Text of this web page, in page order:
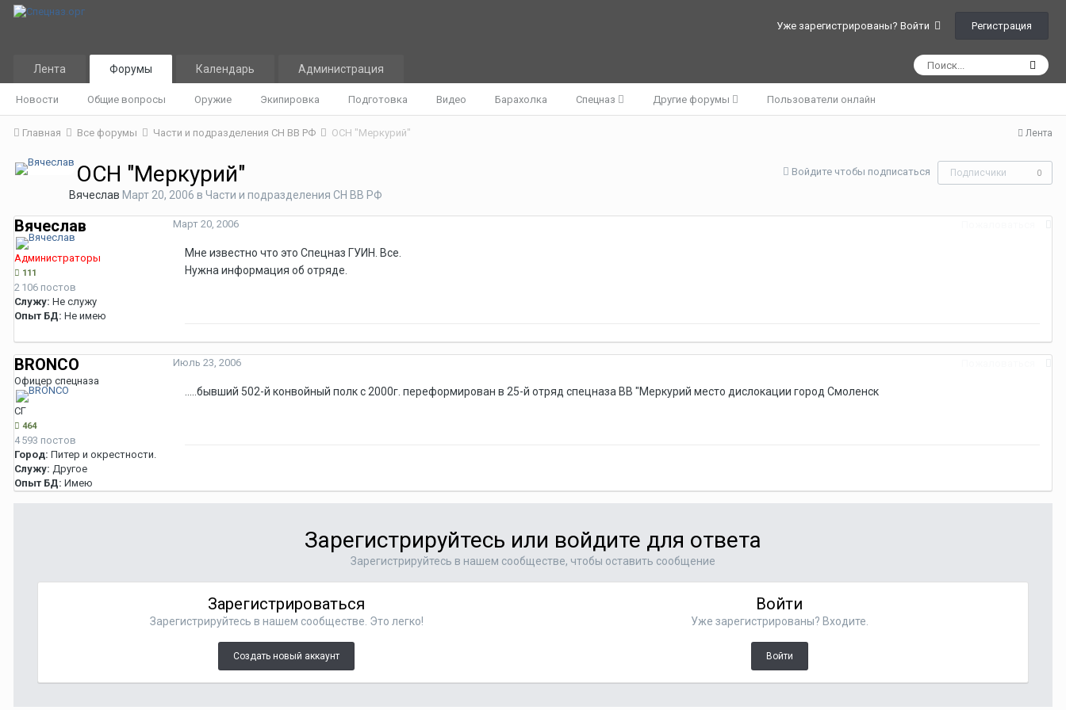
Уже зарегистрированы? Войти Регистрация
Лента Форумы
Новости Общие вопросы Оружие Экипировка Подготовка Видео Барахолка Спецназ Другие форумы Пользователи онлайн
Календарь Администрация
Лента
Главная Все форумы Части и подразделения СН ВВ РФ ОСН "Меркурий"
Войдите чтобы подписаться Подписчики 0
ОСН "Меркурий"
Вячеслав Март 20, 2006 в Части и подразделения СН ВВ РФ
Вячеслав
Администраторы
111
2 106 постов
Служу: Не служу
Опыт БД: Не имею
Март 20, 2006
Мне известно что это Спецназ ГУИН. Все.
Нужна информация об отряде.
BRONCO
Офицер спецназа
СГ
464
4 593 постов
Город: Питер и окрестности.
Служу: Другое
Опыт БД: Имею
Июль 23, 2006
.....бывший 502-й конвойный полк с 2000г. переформирован в 25-й отряд спецназа ВВ "Меркурий место дислокации город Смоленск
Зарегистрируйтесь или войдите для ответа
Зарегистрируйтесь в нашем сообществе, чтобы оставить сообщение
Зарегистрироваться
Зарегистрируйтесь в нашем сообществе. Это легко!
Создать новый аккаунт
Войти
Уже зарегистрированы? Входите.
Войти